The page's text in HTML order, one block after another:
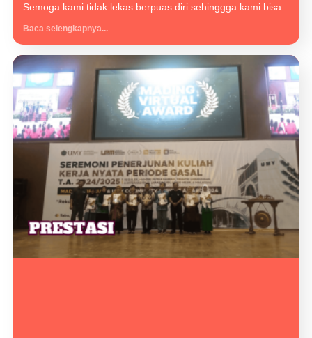
Semoga kami tidak lekas berpuas diri sehinggga kami bisa
Baca selengkapnya...